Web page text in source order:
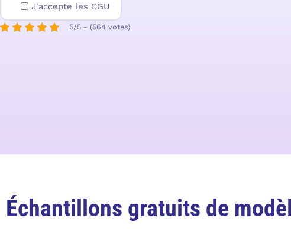
J'accepte les CGU
5/5 - (564 votes)
Échantillons gratuits de